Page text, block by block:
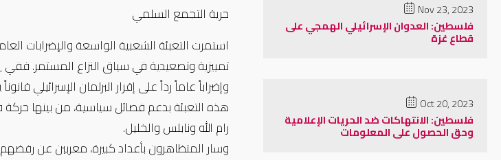
Nov 23, 2023
فلسطين: العدوان الإسرائيلي الهمجي على
قطاع غزة
Oct 20, 2023
فلسطين: الانتهاكات ضد الحريات الإعلامية
وحق الحصول على المعلومات
حرية التجمع السلمي
تمييزية وتصعيدية في سياق النزاع المستمر. ففي 1
رام الله ونابلس والخليل.
وسار المتظاهرون بأعداد كبيرة، معربين عن رفضهم